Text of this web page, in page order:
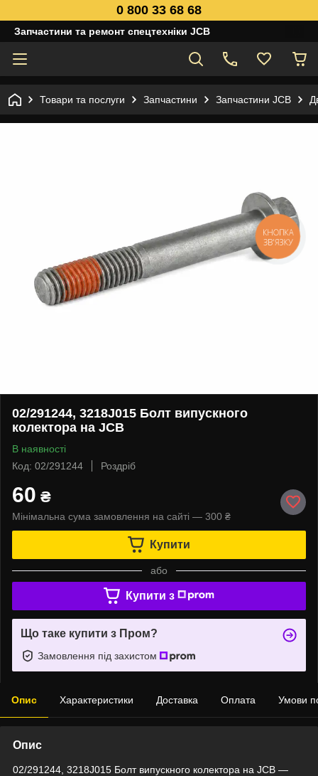
0 800 33 68 68
Запчастини та ремонт спецтехніки JCB
Товари та послуги Запчастини Запчастини JCB
02/291244, 3218J015 Болт випускного
колектора на JCB
В наявності
Код: 02/291244
Роздріб
60 ₴
Мінімальна сума замовлення на сайті — 300 ₴
Купити
або
Купити з
Що таке купити з Пром?
Замовлення під захистом
Опис Характеристики Доставка Оплата Умови
Опис
02/291244, 3218J015 Болт випускного колектора на JCB —
КНОПКА
ЗВ'ЯЗКУ